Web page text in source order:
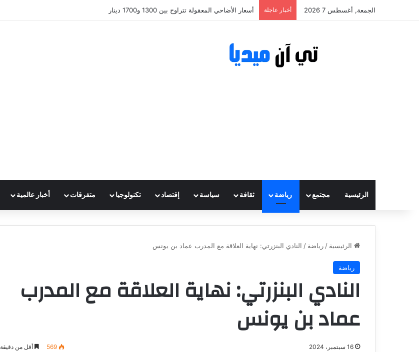
الجمعة, أغسطس 7 2026 أخبار عاجلة أسعار الأضاحي المعقولة تتراوح بين 1300 و1700 دينار
الرئيسية مجتمع رياضة ثقافة سياسة إقتصاد تكنولوجيا متفرقات أخبار عالمية
الرئيسية / رياضة / النادي البنزرتي: نهاية العلاقة مع المدرب عماد بن يونس
رياضة
النادي البنزرتي: نهاية العلاقة مع المدرب
عماد بن يونس
16 سبتمبر، 2024 569 أقل من دقيقة